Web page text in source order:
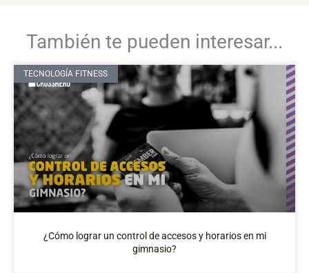
También te pueden interesar...
TECNOLOGÍA FITNESS
¿Cómo lograr un control de accesos y horarios en mi
gimnasio?